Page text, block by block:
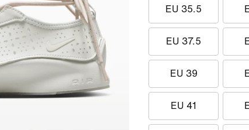
EU 35.5
EU 37.5
EU 39
EU 41